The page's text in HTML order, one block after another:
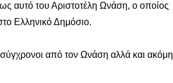
αυτό του Αριστοτέλη Ωνάση, ο οποίος
Ελληνικό Δημόσιο.
από τον Ωνάση αλλά και ακόμη